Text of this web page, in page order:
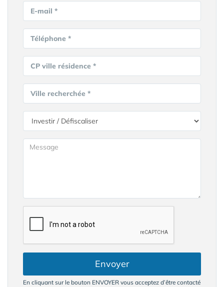
E-mail *
Téléphone *
CP ville résidence *
Ville recherchée *
Envoyer
En cliquant sur le bouton ENVOYER vous acceptez d’être contacté